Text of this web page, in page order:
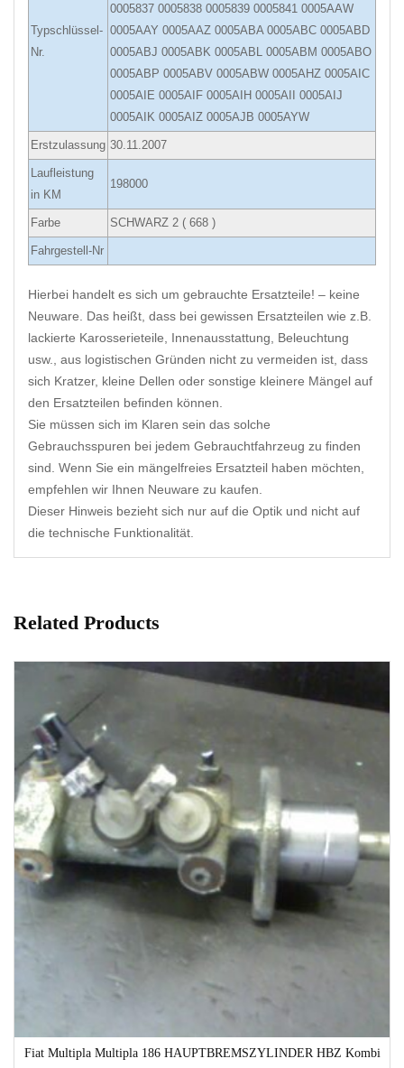
Typschlüssel-
Nr.
0005837 0005838 0005839 0005841 0005AAW
0005AAY 0005AAZ 0005ABA 0005ABC 0005ABD
0005ABJ 0005ABK 0005ABL 0005ABM 0005ABO
0005ABP 0005ABV 0005ABW 0005AHZ 0005AIC
0005AIE 0005AIF 0005AIH 0005AII 0005AIJ
0005AIK 0005AIZ 0005AJB 0005AYW
Erstzulassung 30.11.2007
Laufleistung
in KM
198000
Farbe SCHWARZ 2 ( 668 )
Fahrgestell-Nr
Hierbei handelt es sich um gebrauchte Ersatzteile! – keine
Neuware. Das heißt, dass bei gewissen Ersatzteilen wie z.B.
lackierte Karosserieteile, Innenausstattung, Beleuchtung
usw., aus logistischen Gründen nicht zu vermeiden ist, dass
sich Kratzer, kleine Dellen oder sonstige kleinere Mängel auf
den Ersatzteilen befinden können.
Sie müssen sich im Klaren sein das solche
Gebrauchsspuren bei jedem Gebrauchtfahrzeug zu finden
sind. Wenn Sie ein mängelfreies Ersatzteil haben möchten,
empfehlen wir Ihnen Neuware zu kaufen.
Dieser Hinweis bezieht sich nur auf die Optik und nicht auf
die technische Funktionalität.
Related Products
Fiat Multipla Multipla 186 HAUPTBREMSZYLINDER HBZ Kombi
1-3 Werktage